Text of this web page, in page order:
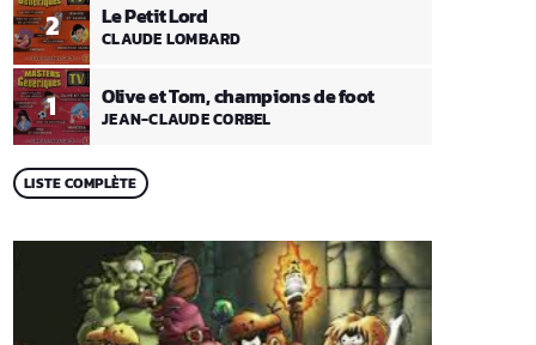
1 Olive et Tom, champions de foot
JEAN-CLAUDE CORBEL
2 Le Petit Lord
CLAUDE LOMBARD
LISTE COMPLÈTE